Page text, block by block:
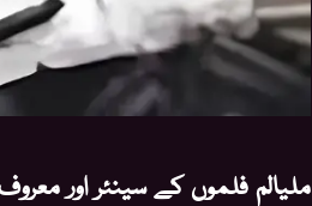
ملیالم فلموں کے سینئر اور